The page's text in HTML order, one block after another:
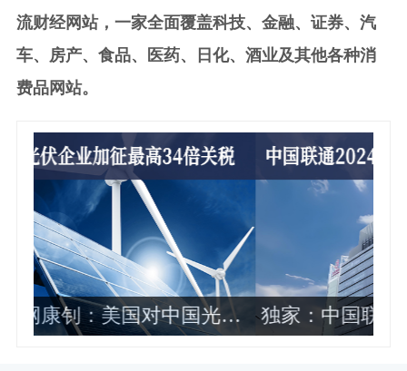
流财经网站，一家全面覆盖科技、金融、证券、汽
车、房产、食品、医药、日化、酒业及其他各种消
费品网站。
独家：中国联通2024年各省公司政企